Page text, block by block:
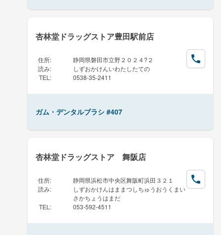
杏林堂ドラッグストア豊田駅前店
住所:
静岡県磐田市立野２０２４?２
読み:
しずおかけんいわたしたての
TEL : 0538-35-2411
ガム・デンタルブラシ #407
杏林堂ドラッグストア 舞阪店
住所:
静岡県浜松市中央区舞阪町浜田３２１
読み:
しずおかけんはままつしちゅうおうくまい
さかちょうはまだ
TEL : 053-592-4511